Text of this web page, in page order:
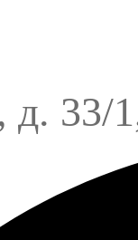
д. 33/